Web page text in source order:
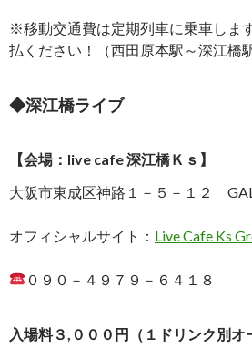
※移動交通費は定期列車に乗車しま
払ください！（西田原本駅～深江橋
◆深江橋ライブ
【会場：live cafe 深江橋Ｋｓ】
大阪市東成区神路１－５－１２
オフィシャルサイト： Live Cafe Ks
０９０－４９７９－６４１８
入場料３,０００円（１ドリンク別オ